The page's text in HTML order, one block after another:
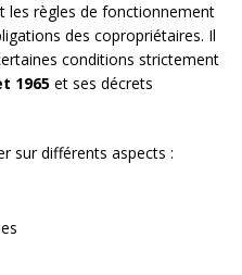
les règles de fonctionnement
des copropriétaires. Il
conditions strictement
1965 et ses décrets
sur différents aspects :